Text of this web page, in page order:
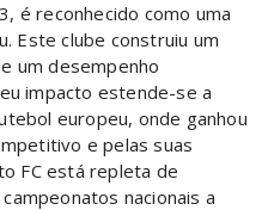
é reconhecido como uma
Este clube construiu um
um desempenho
impacto estende-se a
europeu, onde ganhou
e pelas suas
FC está repleta de
nacionais a